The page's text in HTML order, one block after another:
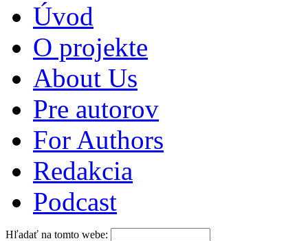
Úvod
O projekte
About Us
Pre autorov
For Authors
Redakcia
Podcast
Hľadať na tomto webe: